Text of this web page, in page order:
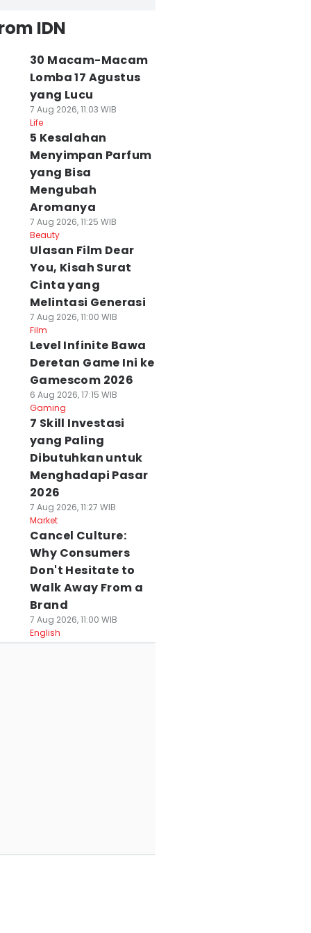
IDN
30 Macam-Macam
Lomba 17 Agustus
yang Lucu
7 Aug 2026, 11:03 WIB
Life
5 Kesalahan
Menyimpan Parfum
yang Bisa
Mengubah
Aromanya
7 Aug 2026, 11:25 WIB
Beauty
Ulasan Film Dear
You, Kisah Surat
Cinta yang
Melintasi Generasi
7 Aug 2026, 11:00 WIB
Film
Level Infinite Bawa
Deretan Game Ini ke
Gamescom 2026
6 Aug 2026, 17:15 WIB
Gaming
7 Skill Investasi
yang Paling
Dibutuhkan untuk
Menghadapi Pasar
2026
7 Aug 2026, 11:27 WIB
Market
Cancel Culture:
Why Consumers
Don't Hesitate to
Walk Away From a
Brand
7 Aug 2026, 11:00 WIB
English